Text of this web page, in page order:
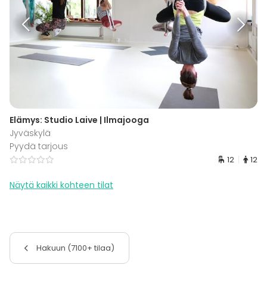
Elämys: Studio Laive | Ilmajooga
Jyväskylä
Pyydä tarjous
12 12
Näytä kaikki kohteen tilat
Hakuun (7100+ tilaa)